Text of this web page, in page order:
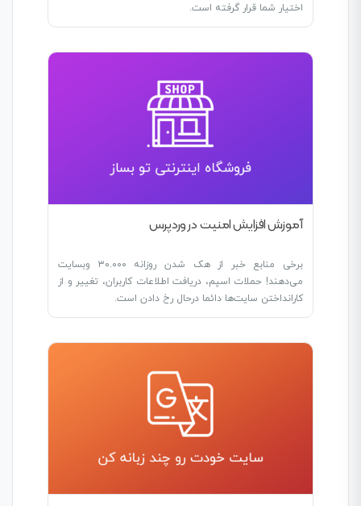
اختیار شما قرار گرفته است.
آموزش افزایش امنیت در وردپرس
برخی منابع خبر از هک شدن روزانه ۳۰.۰۰۰ وبسایت
می‌دهند! حملات اسپم، دریافت اطلاعات کاربران، تغییر و از
کارانداختن سایت‌ها دائما درحال رخ دادن است.